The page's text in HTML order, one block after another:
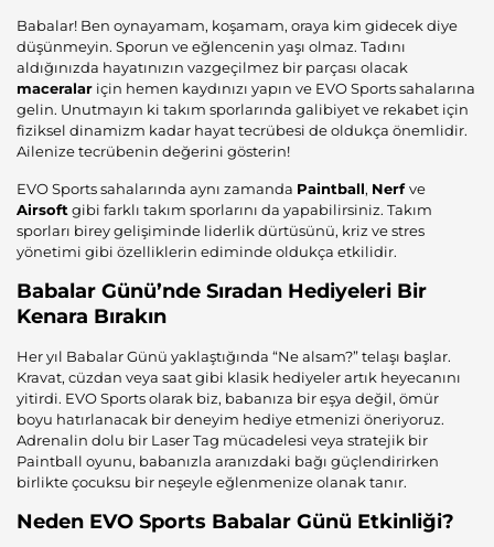
Babalar! Ben oynayamam, koşamam, oraya kim gidecek diye
düşünmeyin. Sporun ve eğlencenin yaşı olmaz. Tadını
aldığınızda hayatınızın vazgeçilmez bir parçası olacak
maceralar için hemen kaydınızı yapın ve EVO Sports sahalarına
gelin. Unutmayın ki takım sporlarında galibiyet ve rekabet için
fiziksel dinamizm kadar hayat tecrübesi de oldukça önemlidir.
Ailenize tecrübenin değerini gösterin!
EVO Sports sahalarında aynı zamanda Paintball, Nerfve
Airsoft gibi farklı takım sporlarını da yapabilirsiniz. Takım
sporları birey gelişiminde liderlik dürtüsünü, kriz ve stres
yönetimi gibi özelliklerin ediminde oldukça etkilidir.
Babalar Günü’nde Sıradan Hediyeleri Bir
Kenara Bırakın
Her yıl Babalar Günü yaklaştığında “Ne alsam?” telaşı başlar.
Kravat, cüzdan veya saat gibi klasik hediyeler artık heyecanını
yitirdi. EVO Sports olarak biz, babanıza bir eşya değil, ömür
boyu hatırlanacak bir deneyim hediye etmenizi öneriyoruz.
Adrenalin dolu bir Laser Tag mücadelesi veya stratejik bir
Paintball oyunu, babanızla aranızdaki bağı güçlendirirken
birlikte çocuksu bir neşeyle eğlenmenize olanak tanır.
Neden EVO Sports Babalar Günü Etkinliği?